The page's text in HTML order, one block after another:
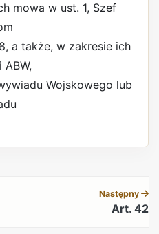
mowa w ust. 1, Szef
a także, w zakresie ich
Wojskowego lub
Następny
Art. 42